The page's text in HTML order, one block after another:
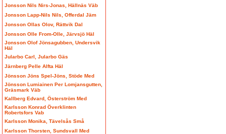
Jonsson Nils Nirs-Jonas, Hällnäs Väb
Jonsson Lapp-Nils Nils, Offerdal Jäm
Jonsson Ollas Olov, Rättvik Dal
Jonsson Olle From-Olle, Järvsjö Häl
Jonsson Olof Jönsagubben, Undersvik
Häl
Jularbo Carl, Jularbo Gäs
Järnberg Pelle Alfta Häl
Jönsson Jöns Spel-Jöns, Stöde Med
Jönsson Lumiainen Per Lomjansgutten,
Gräsmark Väb
Kallberg Edvard, Österström Med
Karlsson Konrad Överklinten
Robertsfors Vab
Karlsson Monika, Tävelsås Små
Karlsson Thorsten, Sundsvall Med